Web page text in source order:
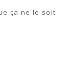
ça ne le soit